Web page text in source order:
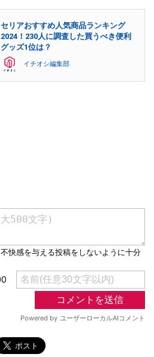
セリアおすすめ人気商品ランキング
2024！230人に調査した買うべき便利
グッズ1位は？
イチオシ編集部